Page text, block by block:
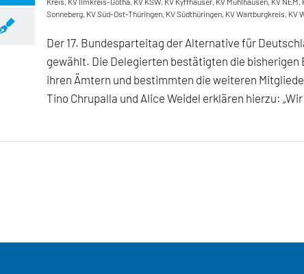
Sonneberg, KV Süd-Ost-Thüringen, KV Südthüringen, KV Wartburgkreis, KV
Der 17. Bundesparteitag der Alternative für
gewählt. Die Delegierten bestätigten die bisherigen
ihren Ämtern und bestimmten die weiteren
Tino Chrupalla und Alice Weidel erklären hierzu: